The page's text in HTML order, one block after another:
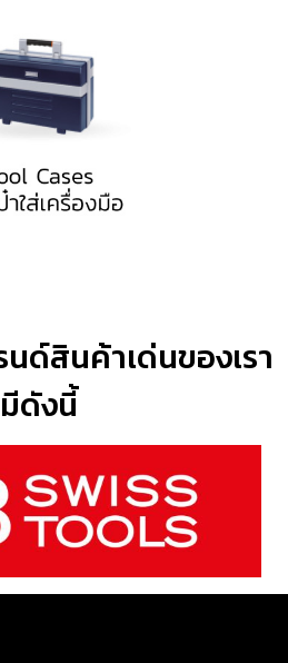
ด์สินค้าเด่นของเรา
มีดังนี้